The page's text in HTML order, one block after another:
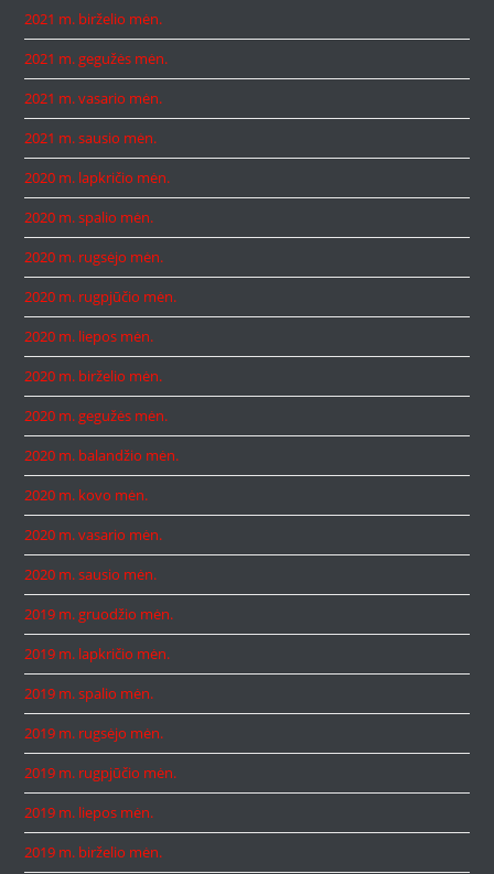
2021 m. birželio mėn.
2021 m. gegužės mėn.
2021 m. vasario mėn.
2021 m. sausio mėn.
2020 m. lapkričio mėn.
2020 m. spalio mėn.
2020 m. rugsėjo mėn.
2020 m. rugpjūčio mėn.
2020 m. liepos mėn.
2020 m. birželio mėn.
2020 m. gegužės mėn.
2020 m. balandžio mėn.
2020 m. kovo mėn.
2020 m. vasario mėn.
2020 m. sausio mėn.
2019 m. gruodžio mėn.
2019 m. lapkričio mėn.
2019 m. spalio mėn.
2019 m. rugsėjo mėn.
2019 m. rugpjūčio mėn.
2019 m. liepos mėn.
2019 m. birželio mėn.